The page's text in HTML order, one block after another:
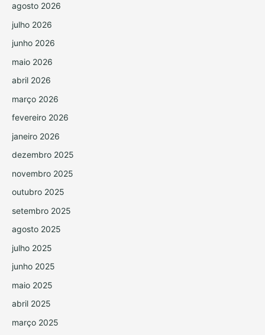
agosto 2026
julho 2026
junho 2026
maio 2026
abril 2026
março 2026
fevereiro 2026
janeiro 2026
dezembro 2025
novembro 2025
outubro 2025
setembro 2025
agosto 2025
julho 2025
junho 2025
maio 2025
abril 2025
março 2025